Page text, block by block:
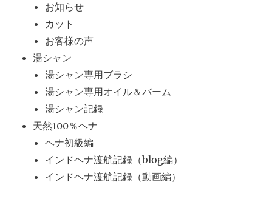
お知らせ
カット
お客様の声
湯シャン
湯シャン専用ブラシ
湯シャン専用オイル＆バーム
湯シャン記録
天然100％ヘナ
ヘナ初級編
インドヘナ渡航記録（blog編）
インドヘナ渡航記録（動画編）